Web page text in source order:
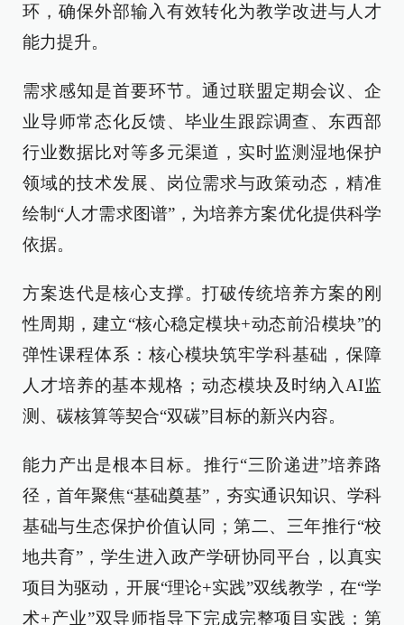
环，确保外部输入有效转化为教学改进与人才
能力提升。
需求感知是首要环节。通过联盟定期会议、企
业导师常态化反馈、毕业生跟踪调查、东西部
行业数据比对等多元渠道，实时监测湿地保护
领域的技术发展、岗位需求与政策动态，精准
绘制“人才需求图谱”，为培养方案优化提供科学
依据。
方案迭代是核心支撑。打破传统培养方案的刚
性周期，建立“核心稳定模块+动态前沿模块”的
弹性课程体系：核心模块筑牢学科基础，保障
人才培养的基本规格；动态模块及时纳入AI监
测、碳核算等契合“双碳”目标的新兴内容。
能力产出是根本目标。推行“三阶递进”培养路
径，首年聚焦“基础奠基”，夯实通识知识、学科
基础与生态保护价值认同；第二、三年推行“校
地共育”，学生进入政产学研协同平台，以真实
项目为驱动，开展“理论+实践”双线教学，在“学
术+产业”双导师指导下完成完整项目实践；第